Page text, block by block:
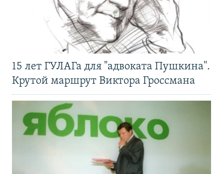
15 лет ГУЛАГа для "адвоката Пушкина".
Крутой маршрут Виктора Гроссмана